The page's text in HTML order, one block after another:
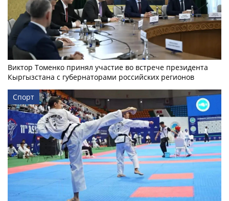
Виктор Томенко принял участие во встрече президента
Кыргызстана с губернаторами российских регионов
Спорт